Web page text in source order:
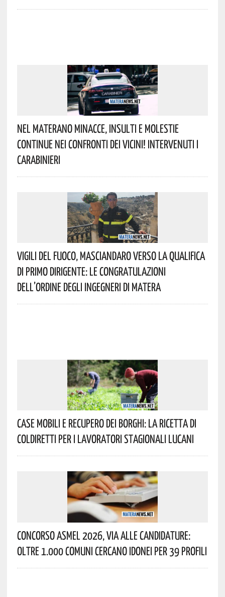
Nel Materano Minacce, Insulti E Molestie
Continue Nei Confronti Dei Vicini! Intervenuti I
Carabinieri
Vigili Del Fuoco, Masciandaro Verso La Qualifica
Di Primo Dirigente: Le Congratulazioni
Dell’Ordine Degli Ingegneri Di Matera
Case Mobili E Recupero Dei Borghi: La Ricetta Di
Coldiretti Per I Lavoratori Stagionali Lucani
Concorso Asmel 2026, Via Alle Candidature:
Oltre 1.000 Comuni Cercano Idonei Per 39 Profili